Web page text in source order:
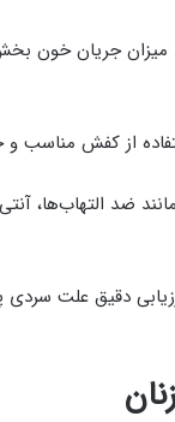
میزان جریان
ضد
دقیق علت